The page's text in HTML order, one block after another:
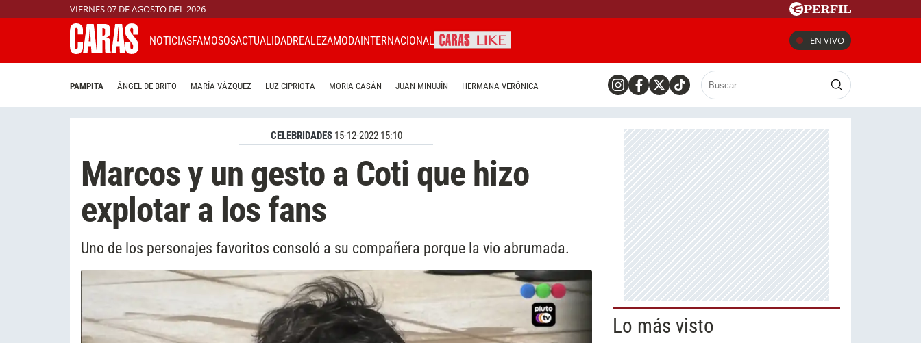
VIERNES 07 DE AGOSTO DEL 2026
NOTICIASFAMOSOSACTUALIDADREALEZAMODAINTERNACIONAL EN VIVO
PAMPITA ÁNGEL DE BRITO MARÍA VÁZQUEZ LUZ CIPRIOTA MORIA CASÁN JUAN MINUJÍN HERMANA VERÓNICA
CELEBRIDADES 15-12-2022 15:10
Marcos y un gesto a Coti que hizo
explotar a los fans
Uno de los personajes favoritos consoló a su compañera porque la vio abrumada.
Lo más visto